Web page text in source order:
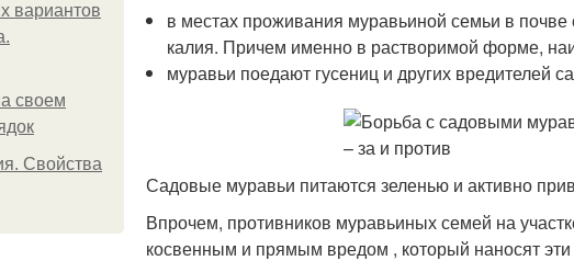
вариантов
своем
Свойства
в местах проживания муравьиной семьи в
калия. Причем именно в растворимой форме,
муравьи поедают гусениц и других вредителей
Садовые муравьи питаются зеленью и активно
Впрочем, противников муравьиных семей на
косвенным и прямым вредом , который наносят